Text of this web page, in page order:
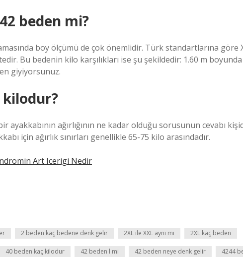
beden mi?
boy ölçümü de çok önemlidir. Türk standartlarına göre
Bu bedenin kilo karşılıkları ise şu şekildedir: 1.60 m
giyiyorsunuz.
kilodur?
ayakkabının ağırlığının ne kadar olduğu sorusunun cevabı
için ağırlık sınırları genellikle 65-75 kilo arasındadır.
Art Icerigi Nedir
2 beden kaç bedene denk gelir 2XL ile XXL aynı mı 2XL kaç beden
40 beden kaç kilodur 42 beden l mi 42 beden neye denk gelir 4244